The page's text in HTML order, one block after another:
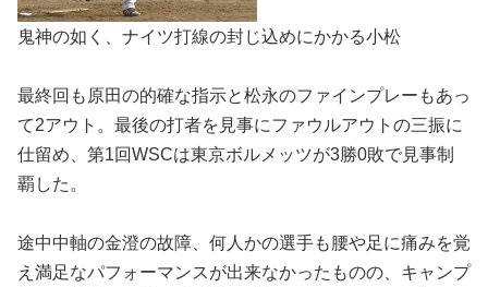
鬼神の如く、ナイツ打線の封じ込めにかかる小松
最終回も原田の的確な指示と松永のファインプレーもあっ
て2アウト。最後の打者を見事にファウルアウトの三振に
仕留め、第1回WSCは東京ボルメッツが3勝0敗で見事制
覇した。
途中中軸の金澄の故障、何人かの選手も腰や足に痛みを覚
え満足なパフォーマンスが出来なかったものの、キャンプ